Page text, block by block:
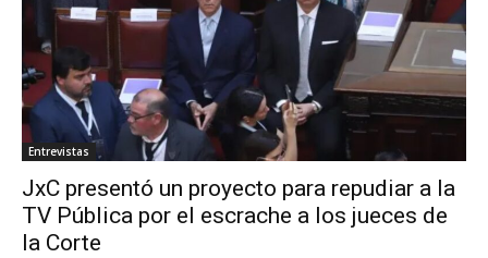
Entrevistas
JxC presentó un proyecto para repudiar a la
TV Pública por el escrache a los jueces de
la Corte